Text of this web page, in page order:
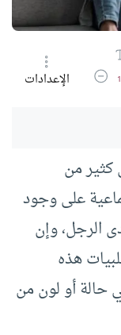
الخط
تقليل حجم الخط
الإعدادات
من
على وجود
الرجل، وإن
هذه
حالة أو لون من